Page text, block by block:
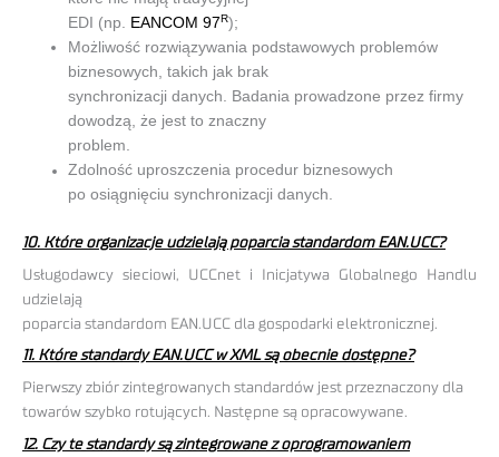
EDI (np. EANCOM 97R);
Możliwość rozwiązywania podstawowych problemów
biznesowych, takich jak brak
synchronizacji danych. Badania prowadzone przez firmy
dowodzą, że jest to znaczny
problem.
Zdolność uproszczenia procedur biznesowych
po osiągnięciu synchronizacji danych.
10. Które organizacje udzielają poparcia standardom EAN.UCC?
Usługodawcy sieciowi, UCCnet i Inicjatywa Globalnego Handlu
udzielają
poparcia standardom EAN.UCC dla gospodarki elektronicznej.
11. Które standardy EAN.UCC w XML są obecnie dostępne?
Pierwszy zbiór zintegrowanych standardów jest przeznaczony dla
towarów szybko rotujących. Następne są opracowywane.
12. Czy te standardy są zintegrowane z oprogramowaniem